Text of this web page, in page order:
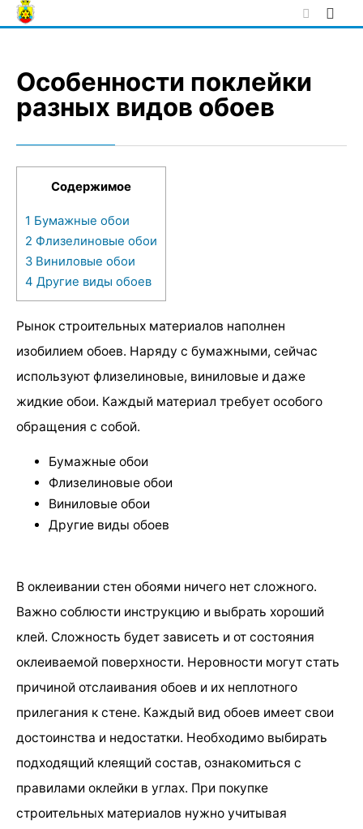
Skip
to
Особенности поклейки
разных видов обоев
Содержимое
1 Бумажные обои
2 Флизелиновые обои
3 Виниловые обои
4 Другие виды обоев
Рынок строительных материалов наполнен
изобилием обоев. Наряду с бумажными, сейчас
используют флизелиновые, виниловые и даже
жидкие обои. Каждый материал требует особого
обращения с собой.
Бумажные обои
Флизелиновые обои
Виниловые обои
Другие виды обоев
В оклеивании стен обоями ничего нет сложного.
Важно соблюсти инструкцию и выбрать хороший
клей. Сложность будет зависеть и от состояния
оклеиваемой поверхности. Неровности могут стать
причиной отслаивания обоев и их неплотного
прилегания к стене. Каждый вид обоев имеет свои
достоинства и недостатки. Необходимо выбирать
подходящий клеящий состав, ознакомиться с
правилами оклейки в углах. При покупке
строительных материалов нужно учитывая